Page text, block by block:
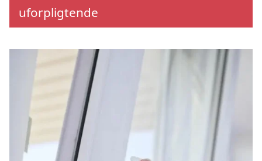
uforpligtende